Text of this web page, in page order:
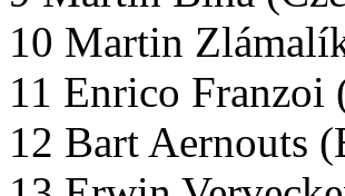
10 Martin
11 Enrico
12 Bart Aernouts